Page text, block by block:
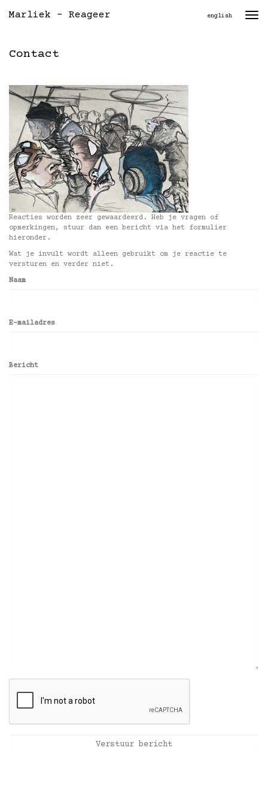
Marliek - Reageer english
Contact
Reacties worden zeer gewaardeerd. Heb je vragen of
opmerkingen, stuur dan een bericht via het formulier
hieronder.
Wat je invult wordt alleen gebruikt om je reactie te
versturen en verder niet.
Naam
E-mailadres
Bericht